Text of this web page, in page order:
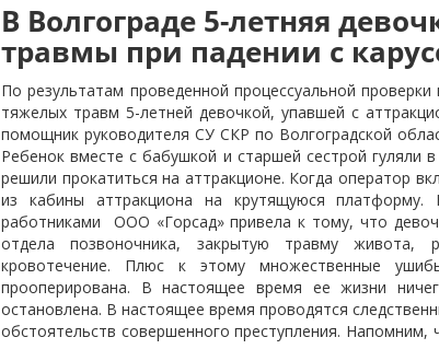
В Волгограде 5-летняя
травмы при падении с
По результатам проведенной процессуальной
тяжелых травм 5-летней девочкой, упавшей с
помощник руководителя СУ СКР по Волгоградской
Ребенок вместе с бабушкой и старшей сестрой гуляли
решили прокатиться на аттракционе. Когда оператор
из кабины аттракциона на крутящуюся платформу.
работниками
ООО «Горсад» привела к тому, что
отдела позвоночника, закрытую травму живота,
кровотечение. Плюс к этому множественные
прооперирована. В настоящее время ее жизни
остановлена. В настоящее время проводятся
обстоятельств совершенного преступления. Напомним,